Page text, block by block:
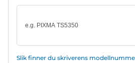
Slik finner du skriverens